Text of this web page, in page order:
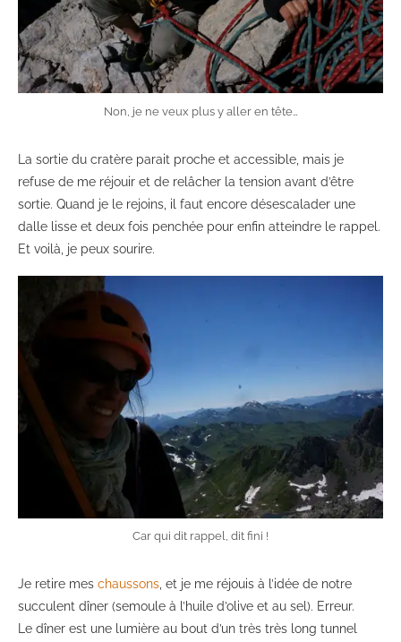
Non, je ne veux plus y aller en tête…
La sortie du cratère parait proche et accessible, mais je
refuse de me réjouir et de relâcher la tension avant d’être
sortie. Quand je le rejoins, il faut encore désescalader une
dalle lisse et deux fois penchée pour enfin atteindre le rappel.
Et voilà, je peux sourire.
Car qui dit rappel, dit fini !
Je retire mes chaussons, et je me réjouis à l’idée de notre
succulent dîner (semoule à l’huile d’olive et au sel). Erreur.
Le dîner est une lumière au bout d’un très très long tunnel